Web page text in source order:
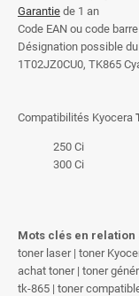
Garantie de 1 an
Code EAN ou code
Désignation possible
1T02JZ0CU0, TK865
Compatibilités Kyocera
250 Ci
300 Ci
Mots clés en relation
toner laser | toner
achat toner | toner
tk-865 | toner